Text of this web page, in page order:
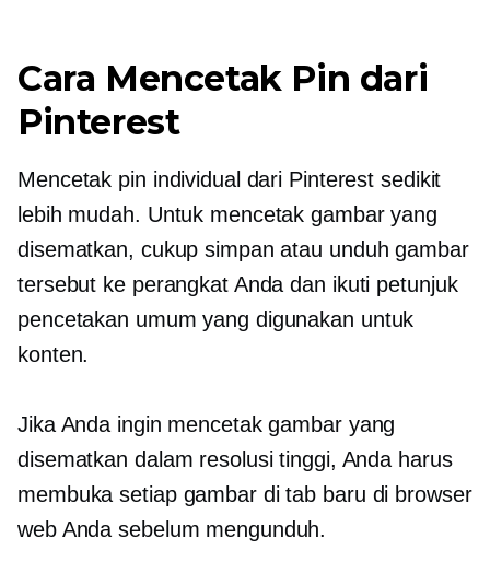
Cara Mencetak Pin dari
Pinterest
Mencetak pin individual dari Pinterest sedikit
lebih mudah. Untuk mencetak gambar yang
disematkan, cukup simpan atau unduh gambar
tersebut ke perangkat Anda dan ikuti petunjuk
pencetakan umum yang digunakan untuk
konten.
Jika Anda ingin mencetak gambar yang
disematkan dalam resolusi tinggi, Anda harus
membuka setiap gambar di tab baru di browser
web Anda sebelum mengunduh.